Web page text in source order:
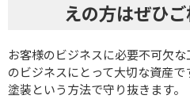
えの方はぜひ
お客様のビジネスに必要不可欠
のビジネスにとって大切な資産
塗装という方法で守り抜きます。